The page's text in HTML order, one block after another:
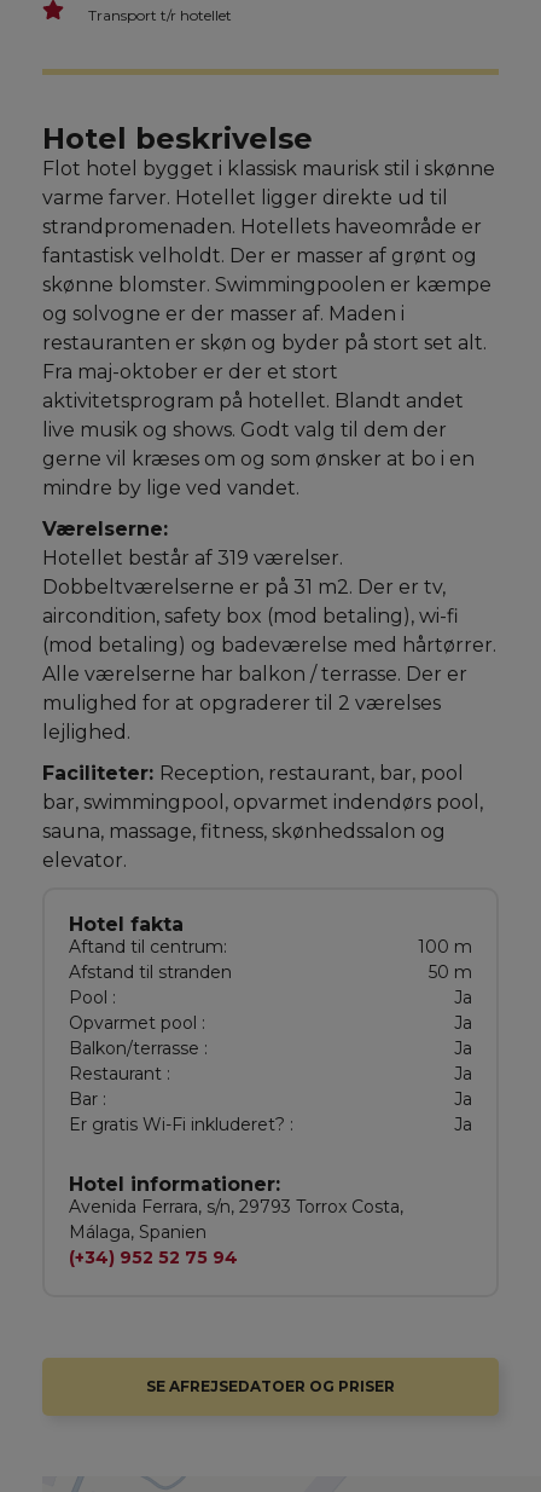
Transport t/r hotellet
Hotel beskrivelse
Flot hotel bygget i klassisk maurisk stil i skønne
varme farver. Hotellet ligger direkte ud til
strandpromenaden. Hotellets haveområde er
fantastisk velholdt. Der er masser af grønt og
skønne blomster. Swimmingpoolen er kæmpe
og solvogne er der masser af. Maden i
restauranten er skøn og byder på stort set alt.
Fra maj-oktober er der et stort
aktivitetsprogram på hotellet. Blandt andet
live musik og shows. Godt valg til dem der
gerne vil kræses om og som ønsker at bo i en
mindre by lige ved vandet.
Værelserne:
Hotellet består af 319 værelser.
Dobbeltværelserne er på 31 m2. Der er tv,
aircondition, safety box (mod betaling), wi-fi
(mod betaling) og badeværelse med hårtørrer.
Alle værelserne har balkon / terrasse. Der er
mulighed for at opgraderer til 2 værelses
lejlighed.
Faciliteter: Reception, restaurant, bar, pool
bar, swimmingpool, opvarmet indendørs pool,
sauna, massage, fitness, skønhedssalon og
elevator.
Hotel fakta
Aftand til centrum:
100 m
Afstand til stranden
50 m
Pool :
Ja
Opvarmet pool :
Ja
Balkon/terrasse :
Ja
Restaurant :
Ja
Bar :
Ja
Er gratis Wi-Fi inkluderet? :
Ja
Hotel informationer:
Avenida Ferrara, s/n, 29793 Torrox Costa,
Málaga, Spanien
(+34) 952 52 75 94
SE AFREJSEDATOER OG PRISER